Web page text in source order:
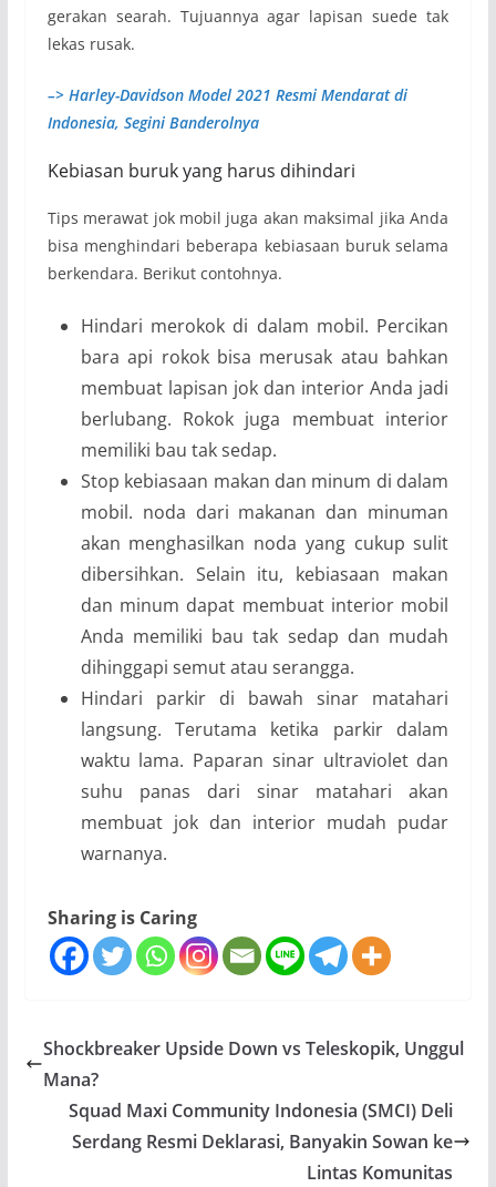
gerakan searah. Tujuannya agar lapisan suede tak
lekas rusak.
–> Harley-Davidson Model 2021 Resmi Mendarat di
Indonesia, Segini Banderolnya
Kebiasan buruk yang harus dihindari
Tips merawat jok mobil juga akan maksimal jika Anda
bisa menghindari beberapa kebiasaan buruk selama
berkendara. Berikut contohnya.
Hindari merokok di dalam mobil. Percikan
bara api rokok bisa merusak atau bahkan
membuat lapisan jok dan interior Anda jadi
berlubang. Rokok juga membuat interior
memiliki bau tak sedap.
Stop kebiasaan makan dan minum di dalam
mobil. noda dari makanan dan minuman
akan menghasilkan noda yang cukup sulit
dibersihkan. Selain itu, kebiasaan makan
dan minum dapat membuat interior mobil
Anda memiliki bau tak sedap dan mudah
dihinggapi semut atau serangga.
Hindari parkir di bawah sinar matahari
langsung. Terutama ketika parkir dalam
waktu lama. Paparan sinar ultraviolet dan
suhu panas dari sinar matahari akan
membuat jok dan interior mudah pudar
warnanya.
Sharing is Caring
Shockbreaker Upside Down vs Teleskopik, Unggul
Mana?
Squad Maxi Community Indonesia (SMCI) Deli
Serdang Resmi Deklarasi, Banyakin Sowan ke
Lintas Komunitas